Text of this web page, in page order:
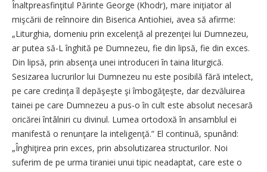
Înaltpreasfinţitul Părinte George (Khodr), mare iniţiator al
mişcării de reînnoire din Biserica Antiohiei, avea să afirme:
„Liturghia, domeniu prin excelenţă al prezenţei lui Dumnezeu,
ar putea să-L înghită pe Dumnezeu, fie din lipsă, fie din exces.
Din lipsă, prin absenţa unei introduceri în taina liturgică.
Sesizarea lucrurilor lui Dumnezeu nu este posibilă fără intelect,
pe care credinţa îl depăşeşte şi îmbogăţeşte, dar dezvăluirea
tainei pe care Dumnezeu a pus-o în cult este absolut necesară
oricărei întâlniri cu divinul. Lumea ortodoxă în ansamblul ei
manifestă o renunţare la inteligenţă.” El continuă, spunând:
„Înghiţirea prin exces, prin absolutizarea structurilor. Noi
suferim de pe urma tiraniei unui tipic neadaptat, care este o